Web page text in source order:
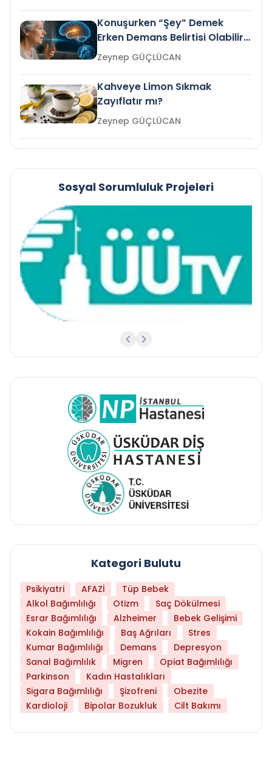
Konuşurken “Şey” Demek
Erken Demans Belirtisi Olabilir
mi?
Zeynep GÜÇLÜCAN
Kahveye Limon Sıkmak
Zayıflatır mı?
Zeynep GÜÇLÜCAN
Sosyal Sorumluluk Projeleri
Kategori Bulutu
Psikiyatri AFAZİ
Tüp Bebek
Alkol Bağımlılığı
Otizm
Saç Dökülmesi
Esrar Bağımlılığı
Alzheimer
Bebek Gelişimi
Kokain Bağımlılığı
Baş Ağrıları
Stres
Kumar Bağımlılığı
Demans
Depresyon
Sanal Bağımlılık
Migren
Opiat Bağımlılığı
Parkinson
Kadın Hastalıkları
Sigara Bağımlılığı
Şizofreni
Obezite
Kardioloji
Bipolar Bozukluk Cilt Bakımı